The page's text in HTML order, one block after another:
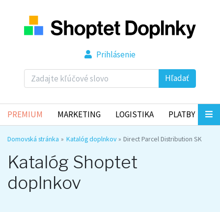
Hľadať
Prihlásenie
PREMIUM MARKETING LOGISTIKA PLATBY
Domovská stránka Katalóg doplnkov Direct Parcel Distribution SK
Katalóg Shoptet
doplnkov